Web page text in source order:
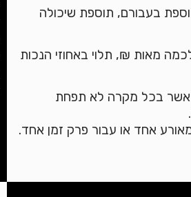
בעבורם, תוספת שיכולה
מאות ₪, תלוי באחוזי הנכות
אשר בכל מקרה לא תפחת
אחד או עבור פרק זמן אחד.